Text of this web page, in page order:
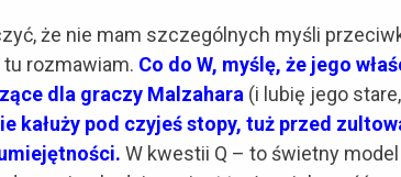
że nie mam szczególnych myśli
rozmawiam. Co do W, myślę, że jego
dla graczy Malzahara (i lubię jego
kałuży pod czyjeś stopy, tuż przed
W kwestii Q – to świetny